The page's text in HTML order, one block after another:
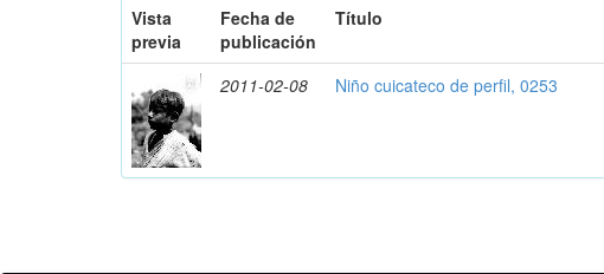
Vista
previa
Fecha de
publicación
Título
2011-02-08 Niño cuicateco de perfil, 0253